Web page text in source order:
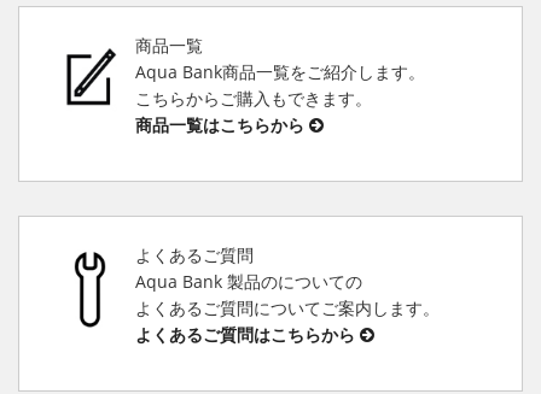
商品一覧
Aqua Bank商品一覧をご紹介します。
こちらからご購入もできます。
商品一覧はこちらから
よくあるご質問
Aqua Bank 製品のについての
よくあるご質問についてご案内します。
よくあるご質問はこちらから